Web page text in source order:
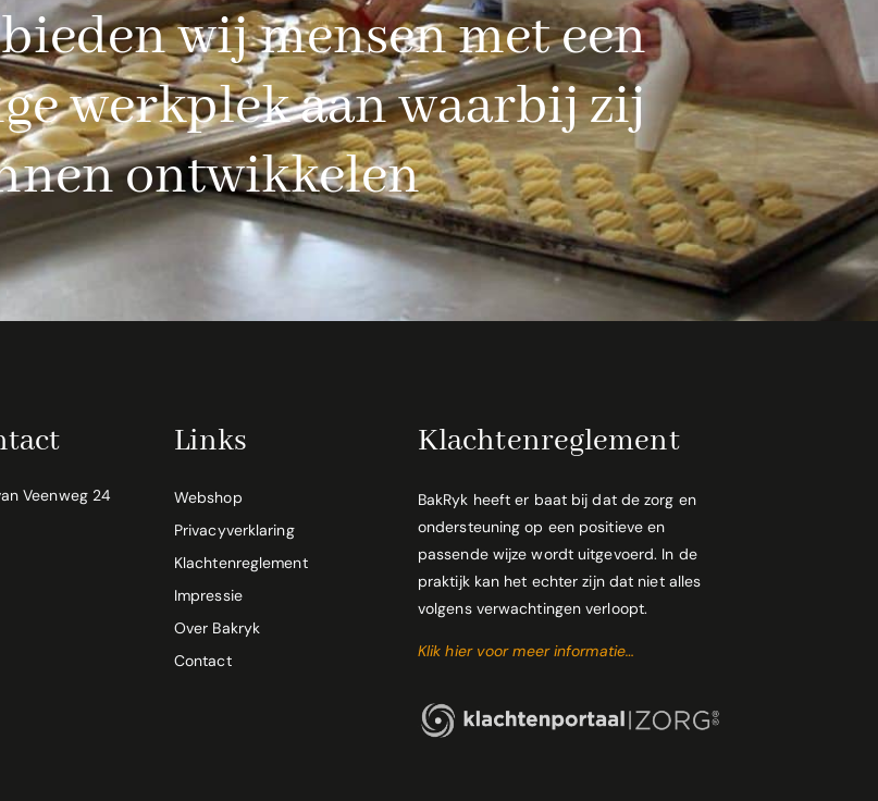
wij mensen met een
werkplek aan waarbij zij
ontwikkelen
Veenweg 24
Links
Webshop
Privacyverklaring
Klachtenreglement
Impressie
Over Bakryk
Contact
Klachtenreglement
BakRyk heeft er baat bij dat de zorg en
ondersteuning op een positieve en
passende wijze wordt uitgevoerd. In de
praktijk kan het echter zijn dat niet alles
volgens verwachtingen verloopt.
Klik hier voor meer informatie…